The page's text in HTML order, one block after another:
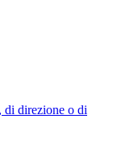
direzione o di